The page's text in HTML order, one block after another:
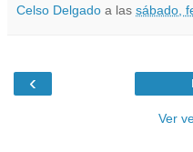
Celso Delgado a las sábado,
‹
Ver